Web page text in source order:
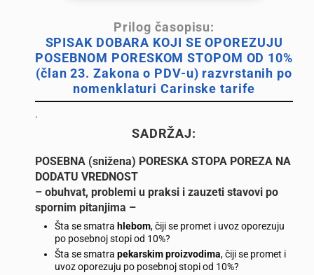
Prilog časopisu:
SPISAK DOBARA KOJI SE OPOREZUJU
POSEBNOM PORESKOM STOPOM OD 10%
(član 23. Zakona o PDV-u) razvrstanih po
nomenklaturi Carinske tarife
.
SADRŽAJ:
POSEBNA (snižena) PORESKA STOPA POREZA NA
DODATU VREDNOST
– obuhvat, problemi u praksi i zauzeti stavovi po
spornim pitanjima –
Šta se smatra hlebom, čiji se promet i uvoz oporezuju
po posebnoj stopi od 10%?
Šta se smatra pekarskim proizvodima, čiji se promet i
uvoz oporezuju po posebnoj stopi od 10%?